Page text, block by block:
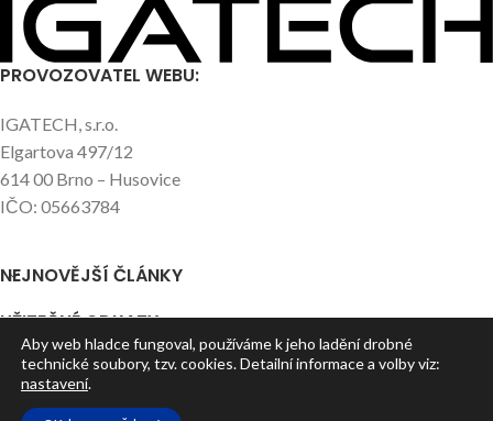
PROVOZOVATEL WEBU:
IGATECH, s.r.o.
Elgartova 497/12
614 00 Brno – Husovice
IČO: 05663784
NEJNOVĚJŠÍ ČLÁNKY
UŽITEČNÉ ODKAZY
HLAVNÍ STRÁNKY
© 2016 - 2023 IGATECH, s.r.o. Všechna práva vyhrazena.
Aby web hladce fungoval, používáme k jeho ladění drobné
technické soubory, tzv. cookies. Detailní informace a volby viz:
nastavení.